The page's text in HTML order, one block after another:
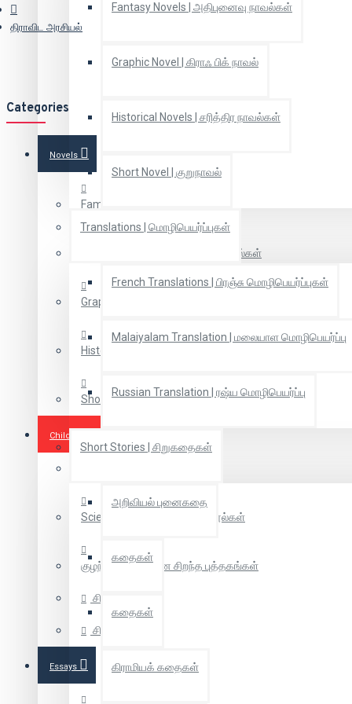
Fantasy Novels | அதிபுனைவு நாவல்கள்
Graphic Novel | கிராஃ பிக் நாவல்
Historical Novels | சரித்திர நாவல்கள்
Short Novel | குறுநாவல்
Translations | மொழிபெயர்ப்புகள்
French Translations | பிரஞ்சு மொழிபெயர்ப்புகள்
Malaiyalam Translation | மலையாள மொழிபெயர்ப்பு
Russian Translation | ரஷ்ய மொழிபெயர்ப்பு
Short Stories | சிறுகதைகள்
அறிவியல் புனைகதை
கதைகள்
கதைகள்
கிராமியக் கதைகள்
திராவிட அரசியல்
Categories
Novels
Family novels | குடும்ப நாவல்கள்
Fantasy Novels | அதிபுனைவு நாவல்கள்
Graphic Novel | கிராஃ பிக் நாவல்
Historical Novels | சரித்திர நாவல்கள்
Short Novel | குறுநாவல்
Children Books
Scientific Tamil | அறிவியல் நூல்கள்
குழந்தைகளுக்கான சிறந்த புத்தகங்கள்
சித்திரக்கதை
சிறுவர் கதை
Essays